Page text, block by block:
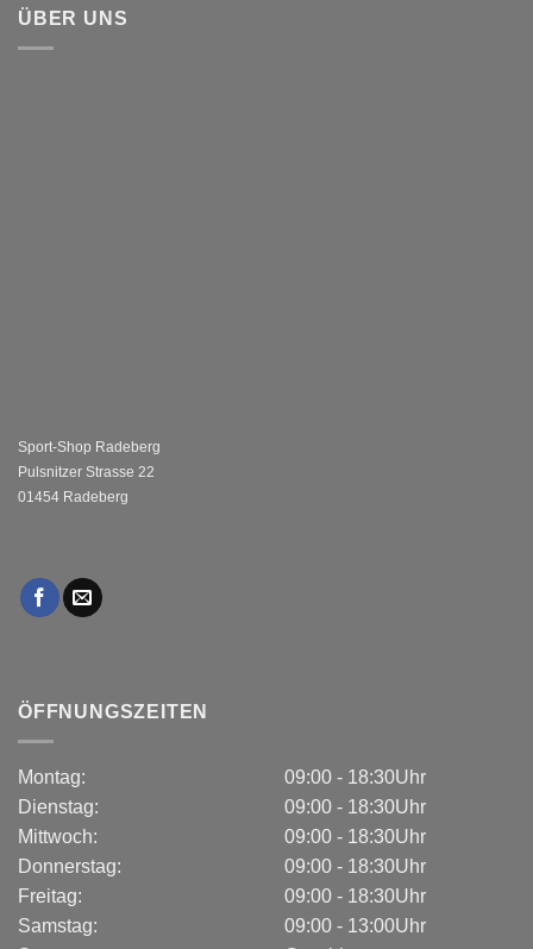
ÜBER UNS
Sport-Shop Radeberg
Pulsnitzer Strasse 22
01454 Radeberg
ÖFFNUNGSZEITEN
Montag:
Dienstag:
Mittwoch:
Donnerstag:
Freitag:
Samstag:
09:00 - 18:30Uhr
09:00 - 18:30Uhr
09:00 - 18:30Uhr
09:00 - 18:30Uhr
09:00 - 18:30Uhr
09:00 - 13:00Uhr